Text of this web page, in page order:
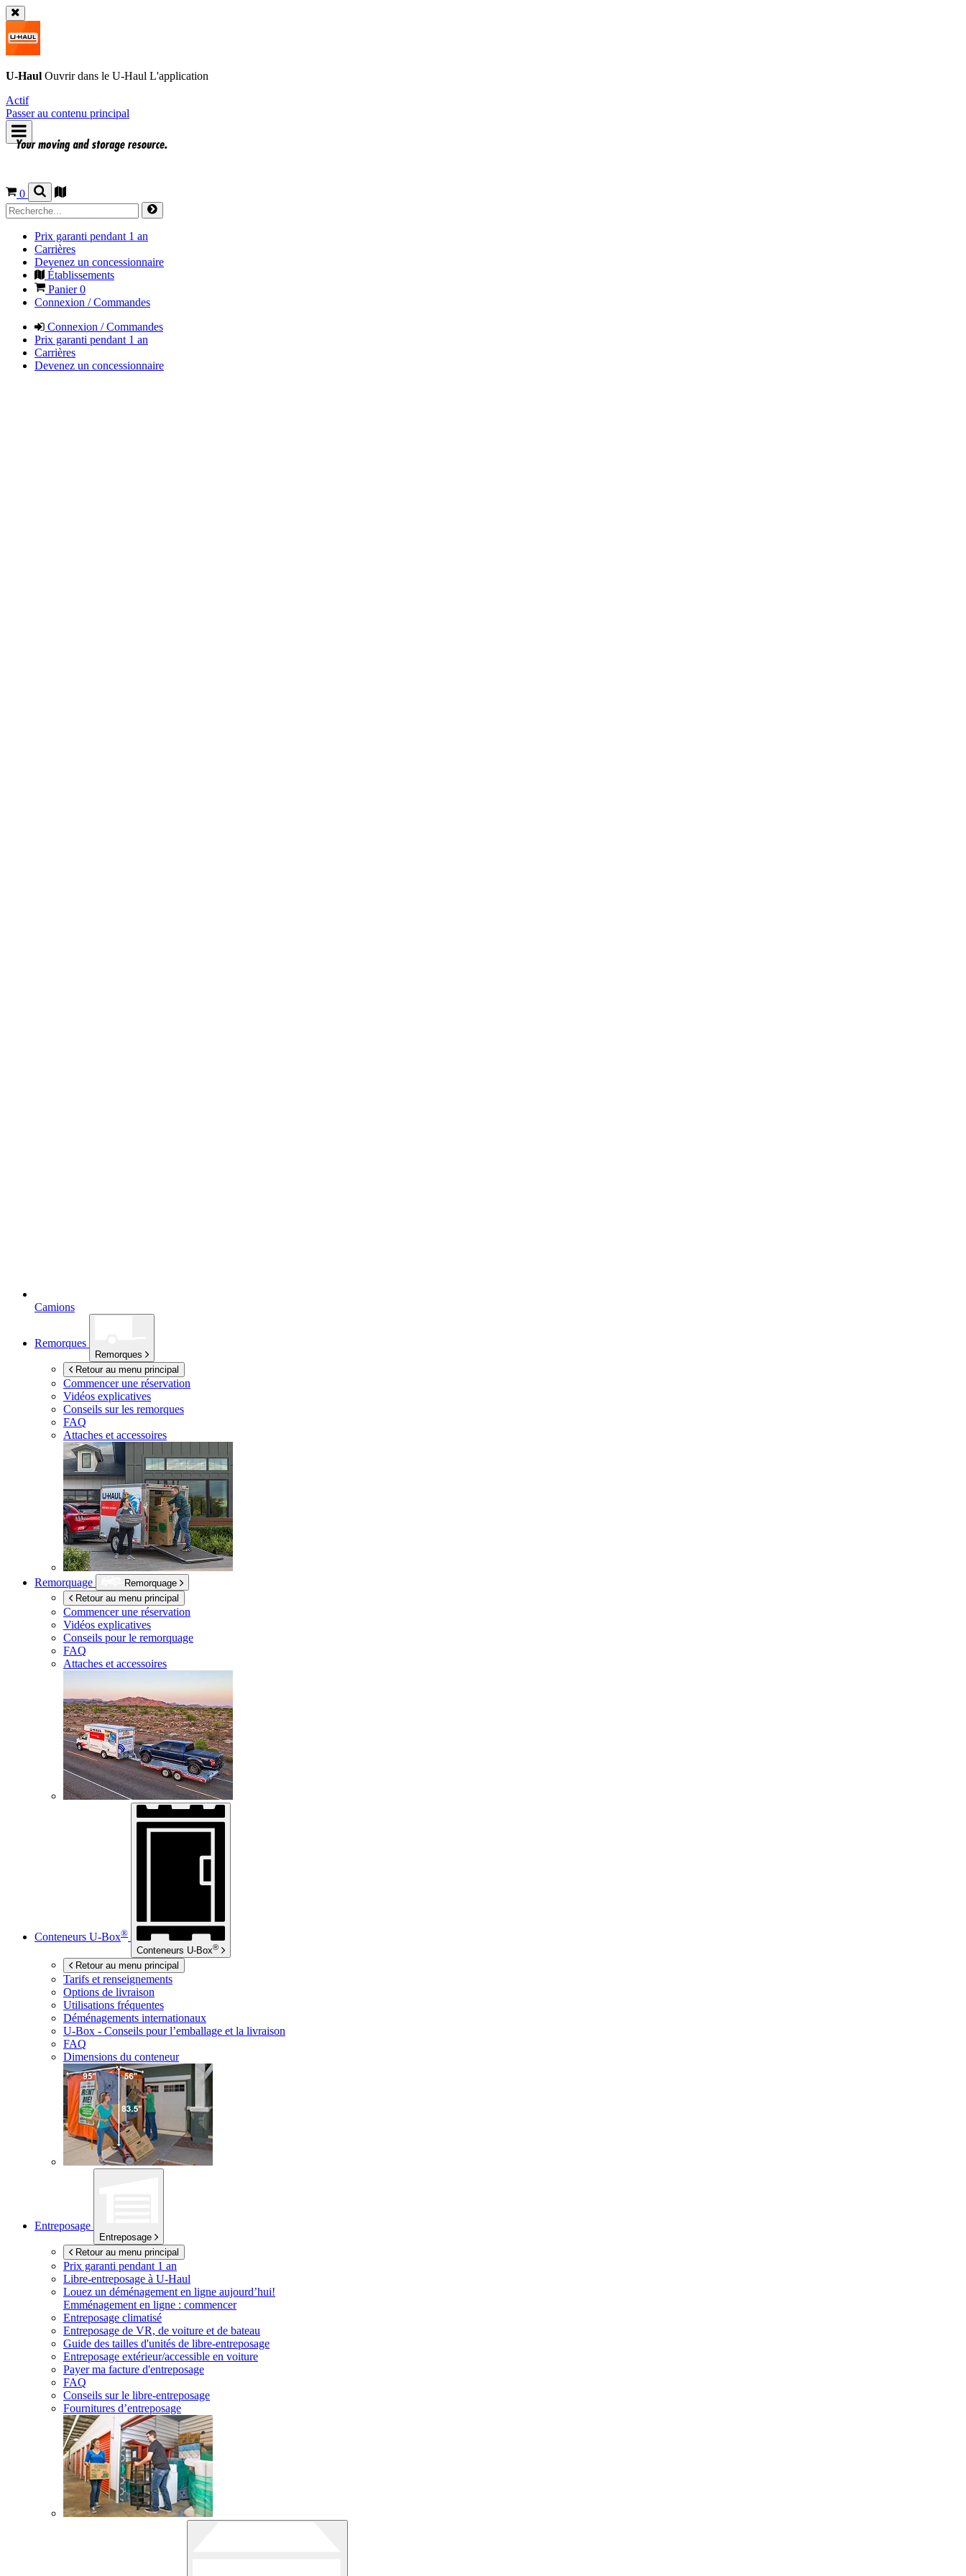
U-Haul Ouvrir dans le U-Haul L'application
Actif
Passer au contenu principal
0
Prix garanti pendant 1 an
Carrières
Devenez un concessionnaire
Établissements
Panier0
Connexion / Commandes
Connexion / Commandes
Prix garanti pendant 1 an
Carrières
Devenez un concessionnaire
Camions
Remorques
Remorques
Retour au menu principal
Commencer une réservation
Vidéos explicatives
Conseils sur les remorques
FAQ
Attaches et accessoires
Remorquage
Remorquage
Retour au menu principal
Commencer une réservation
Vidéos explicatives
Conseils pour le remorquage
FAQ
Attaches et accessoires
Conteneurs U-Box®
Conteneurs U-Box®
Retour au menu principal
Tarifs et renseignements
Options de livraison
Utilisations fréquentes
Déménagements internationaux
U-Box - Conseils pour l’emballage et la livraison
FAQ
Dimensions du conteneur
Entreposage
Entreposage
Retour au menu principal
Prix garanti pendant 1 an
Libre-entreposage à U-Haul
Louez un déménagement en ligne aujourd’hui!
Emménagement en ligne : commencer
Entreposage climatisé
Entreposage de VR, de voiture et de bateau
Guide des tailles d'unités de libre-entreposage
Entreposage extérieur/accessible en voiture
Payer ma facture d'entreposage
FAQ
Conseils sur le libre-entreposage
Fournitures d’entreposage